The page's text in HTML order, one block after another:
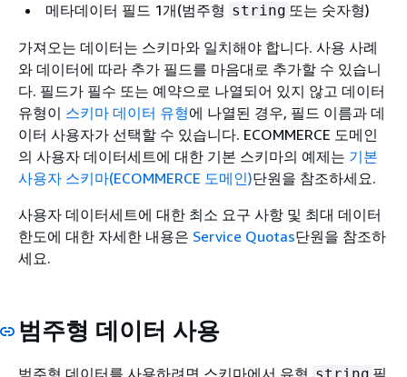
메타데이터 필드 1개(범주형 string 또는 숫자형)
가져오는 데이터는 스키마와 일치해야 합니다. 사용 사례
와 데이터에 따라 추가 필드를 마음대로 추가할 수 있습니
다. 필드가 필수 또는 예약으로 나열되어 있지 않고 데이터
유형이 스키마 데이터 유형에 나열된 경우, 필드 이름과 데
이터 사용자가 선택할 수 있습니다. ECOMMERCE 도메인
의 사용자 데이터세트에 대한 기본 스키마의 예제는 기본
사용자 스키마(ECOMMERCE 도메인)단원을 참조하세요.
사용자 데이터세트에 대한 최소 요구 사항 및 최대 데이터
한도에 대한 자세한 내용은 Service Quotas단원을 참조하
세요.
범주형 데이터 사용
범주형 데이터를 사용하려면 스키마에서 유형 string 필